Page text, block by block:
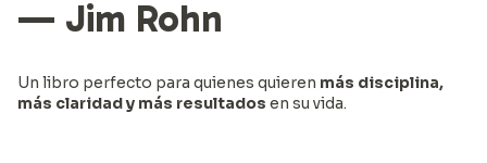
— Jim Rohn
Un libro perfecto para quienes quieren más disciplina,
más claridad y más resultados en su vida.